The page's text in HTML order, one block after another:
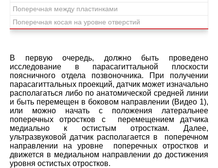
Поперечная между пластинками
Поперечная косая на уровне отверстий
В первую очередь, должно быть проведено
исследование в парасагиттальной плоскости
поясничного отдела позвоночника. При получении
парасагиттальных проекций, датчик может изначально
располагаться либо по анатомической средней линии
и быть перемещен в боковом направлении (Видео 1),
или можно начать с положения латеральнее
поперечных отростков с перемещением датчика
медиально к остистым отросткам. Далее,
ультразвуковой датчик располагается в поперечном
направлении на уровне поперечных отростков и
движется в медиальном направлении до достижения
уровня остистых отростков.